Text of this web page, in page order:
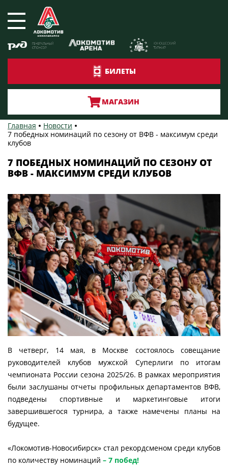
БИЛЕТЫ
МАГАЗИН
Главная
Новости
7 победных номинаций по сезону от ВФВ - максимум среди
клубов
7 ПОБЕДНЫХ НОМИНАЦИЙ ПО СЕЗОНУ ОТ
ВФВ - МАКСИМУМ СРЕДИ КЛУБОВ
В четверг, 14 мая, в Москве состоялось совещание
руководителей клубов мужской Суперлиги по итогам
чемпионата России сезона 2025/26. В рамках мероприятия
были заслушаны отчеты профильных департаментов ВФВ,
подведены спортивные и маркетинговые итоги
завершившегося турнира, а также намечены планы на
будущее.
«Локомотив-Новосибирск» стал рекордсменом среди клубов
по количеству номинаций – 7 побед!